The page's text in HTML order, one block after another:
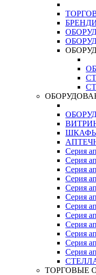
Серия
Серия
Серия
Серия
Серия
Серия
Серия
Серия
Серия
Серия
Серия
Серия
ТОРГОВЫЕ